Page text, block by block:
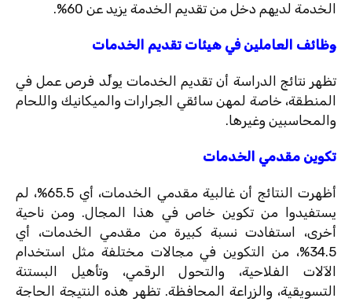
الخدمة لديهم دخل من تقديم الخدمة يزيد عن 60%.
وظائف العاملين في هيئات تقديم الخدمات
تظهر نتائج الدراسة أن تقديم الخدمات يولِّد فرص عمل في
المنطقة، خاصة لمهن سائقي الجرارات والميكانيك واللحام
والمحاسبين وغيرها.
تكوين مقدمي الخدمات
أظهرت النتائج أن غالبية مقدمي الخدمات، أي 65.5%، لم
يستفيدوا من تكوين خاص في هذا المجال. ومن ناحية
أخرى، استفادت نسبة كبيرة من مقدمي الخدمات، أي
34.5%، من التكوين في مجالات مختلفة مثل استخدام
الآلات الفلاحية، والتحول الرقمي، وتأهيل البستنة
التسويقية، والزراعة المحافظة. تظهر هذه النتيجة الحاجة